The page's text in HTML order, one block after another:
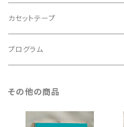
バロック
ルネサンス
古楽
古楽以外
カセットテープ
古楽
プログラム
古楽以外
その他の商品